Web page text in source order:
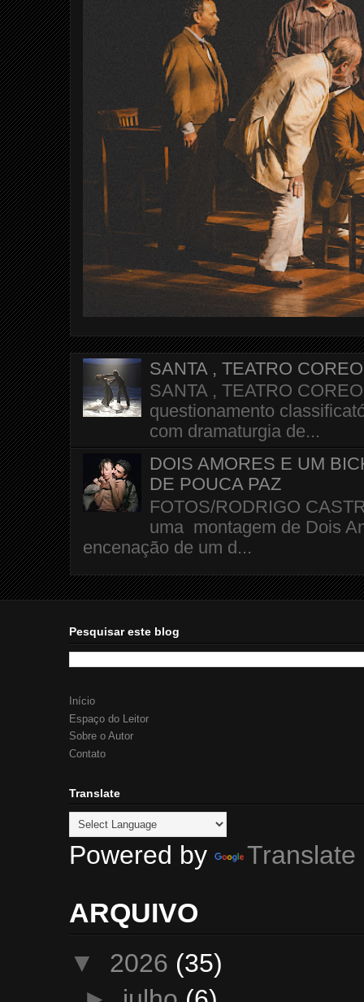
SANTA , TEATRO
SANTA , TEATRO
questionamento
com dramaturgia de...
DOIS AMORES E UM
DE POUCA PAZ
FOTOS/RODRIGO
uma montagem de Dois
encenação de um d...
Pesquisar este blog
Início
Espaço do Leitor
Sobre o Autor
Contato
Translate
Powered by Translate
ARQUIVO
▼ 2026 (35)